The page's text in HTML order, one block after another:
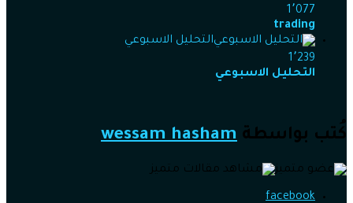
1٬077
trading
التحليل الاسبوعي
1٬239
التحليل الاسبوعي
كُتب بواسطة wessam hasham
facebook